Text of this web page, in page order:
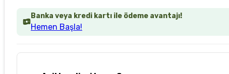
Banka veya kredi kartı ile ödeme avantajı!
Hemen Başla!